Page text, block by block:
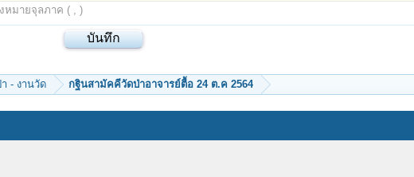
หมายจุลภาค ( , )
- งานวัด กฐินสามัคคีวัดป่าอาจารย์ตื้อ 24 ต.ค 2564